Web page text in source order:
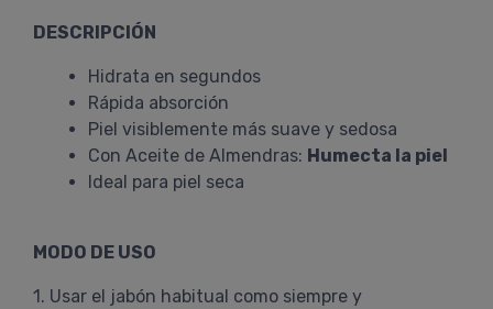
DESCRIPCIÓN
Hidrata en segundos
Rápida absorción
Piel visiblemente más suave y sedosa
Con Aceite de Almendras: Humecta la piel
Ideal para piel seca
MODO DE USO
1. Usar el jabón habitual como siempre y